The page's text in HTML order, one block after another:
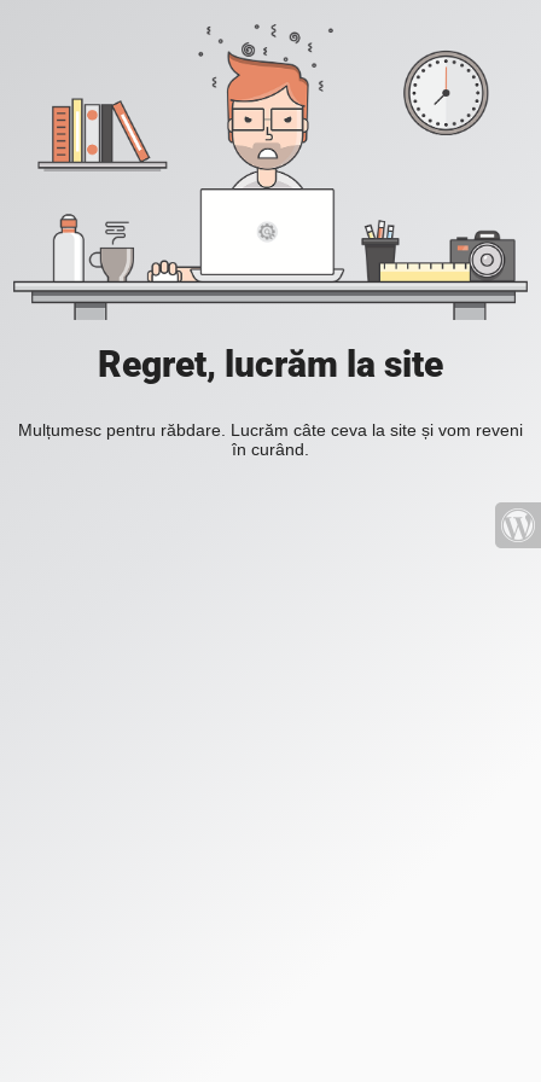
Regret, lucrăm la site
Mulțumesc pentru răbdare. Lucrăm câte ceva la site și vom reveni
în curând.